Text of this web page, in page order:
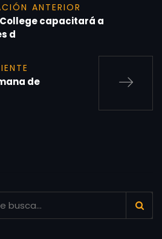
ANTERIOR
capacitará a
d
de